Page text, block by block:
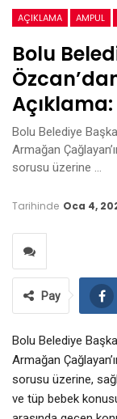
AÇIKLAMA AMPUL
Bolu
Açıklama:
Bolu Belediye
Armağan
sorusu üzerine …
Tarihinde Oca 4,
Pay
Bolu Belediye
Armağan
sorusu üzerine,
ve tüp bebek